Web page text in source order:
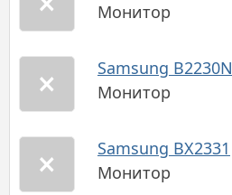
Монитор
Samsung B2230N
Монитор
Samsung BX2331
Монитор